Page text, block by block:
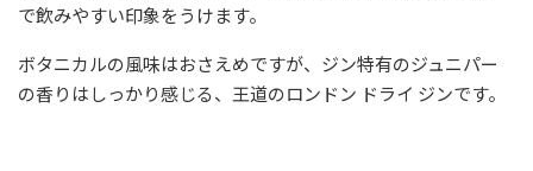
で飲みやすい印象をうけます。
ボタニカルの風味はおさえめですが、ジン特有のジュニパー
の香りはしっかり感じる、王道のロンドン ドライ ジンです。